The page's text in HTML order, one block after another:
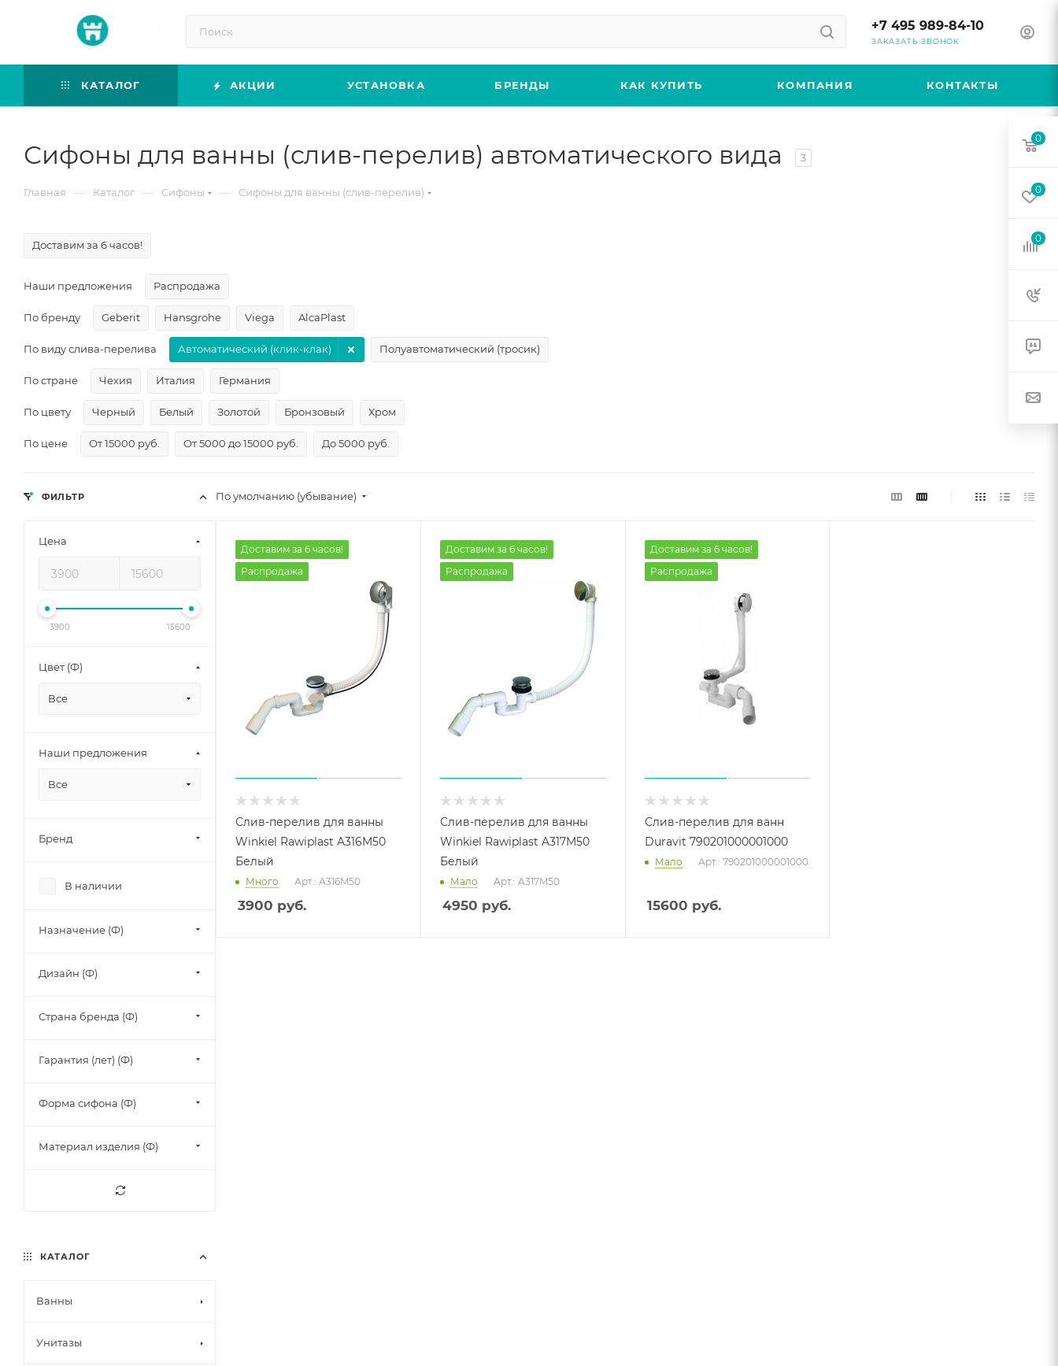
+7 495 989-84-10
ЗАКАЗАТЬ ЗВОНОК
КАТАЛОГ АКЦИИ УСТАНОВКА БРЕНДЫ КАК КУПИТЬ КОМПАНИЯ КОНТАКТЫ
Сифоны для ванны (слив-перелив) автоматического вида 3
Главная — Каталог — Сифоны — Сифоны для ванны (слив-перелив)
Доставим за 6 часов!
Наши предложения Распродажа
По бренду Geberit Hansgrohe Viega AlcaPlast
По виду слива-перелива Полуавтоматический (тросик)
Автоматический (клик-клак)
По стране Чехия Италия Германия
По цвету Черный Белый Золотой Бронзовый Хром
По цене От 15000 руб. От 5000 до 15000 руб. До 5000 руб.
По умолчанию (убывание)
Доставим за 6 часов!
Распродажа
Слив-перелив для ванны
Winkiel Rawiplast A316M50
Белый
Много Арт.: A316M50
3900 руб.
Доставим за 6 часов!
Распродажа
Слив-перелив для ванны
Winkiel Rawiplast A317M50
Белый
Мало Арт.: A317M50
4950 руб.
Доставим за 6 часов!
Распродажа
Слив-перелив для ванн
Duravit 790201000001000
Мало Арт.: 790201000001000
15600 руб.
ФИЛЬТР
Цена
3900 15600
Цвет (Ф)
Все
Наши предложения
Все
Бренд
В наличии
Назначение (Ф)
Дизайн (Ф)
Страна бренда (Ф)
Гарантия (лет) (Ф)
Форма сифона (Ф)
Материал изделия (Ф)
КАТАЛОГ
Ванны
Унитазы
0
0
0